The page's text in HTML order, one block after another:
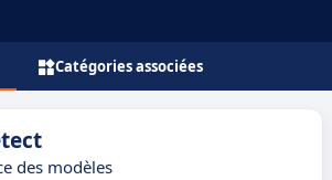
Catégories associées
des modèles